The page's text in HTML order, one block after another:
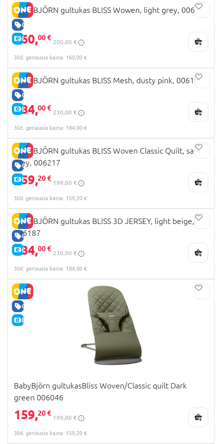
GERA KAINA
E-KAINA
BABYBJÖRN gultukas BLISS Wowen, light grey, 006224
160,00 €
200,00 €
30d. geriausia kaina: 160,00 €
GERA KAINA
E-KAINA
BABYBJÖRN gultukas BLISS Mesh, dusty pink, 006108
184,00 €
230,00 €
30d. geriausia kaina: 184,00 €
GERA KAINA
E-KAINA
BABYBJÖRN gultukas BLISS Woven Classic Quilt, sand
grey, 006217
159,20 €
199,00 €
30d. geriausia kaina: 159,20 €
GERA KAINA
E-KAINA
BABYBJÖRN gultukas BLISS 3D JERSEY, light beige,
006187
184,00 €
230,00 €
30d. geriausia kaina: 184,00 €
GERA KAINA
E-KAINA
BabyBjörn gultukasBliss Woven/Classic quilt Dark
green 006046
159,20 €
199,00 €
30d. geriausia kaina: 159,20 €